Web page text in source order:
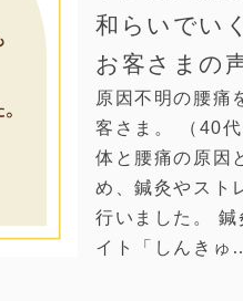
和らいでい
お客さまの
原因不明の腰痛
客さま。 （40
体と腰痛の原因
め、鍼灸やスト
行いました。 鍼
イト「しんきゅ